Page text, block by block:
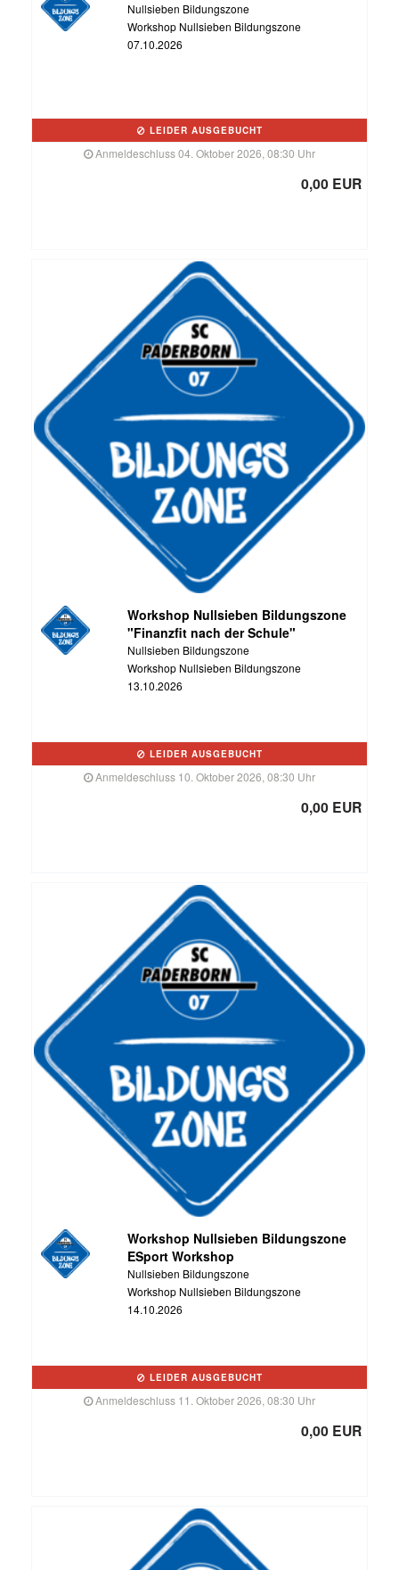
Nullsieben Bildungszone
Workshop Nullsieben Bildungszone
07.10.2026
LEIDER AUSGEBUCHT
Anmeldeschluss 04. Oktober 2026, 08:30 Uhr
0,00 EUR
Workshop Nullsieben Bildungszone
"Finanzfit nach der Schule"
Nullsieben Bildungszone
Workshop Nullsieben Bildungszone
13.10.2026
LEIDER AUSGEBUCHT
Anmeldeschluss 10. Oktober 2026, 08:30 Uhr
0,00 EUR
Workshop Nullsieben Bildungszone
ESport Workshop
Nullsieben Bildungszone
Workshop Nullsieben Bildungszone
14.10.2026
LEIDER AUSGEBUCHT
Anmeldeschluss 11. Oktober 2026, 08:30 Uhr
0,00 EUR